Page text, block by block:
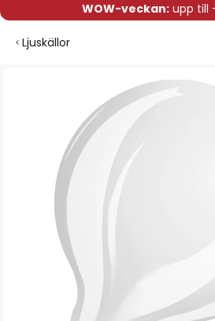
WOW-veckan:upp till
Ljuskällor
bildgalleriet